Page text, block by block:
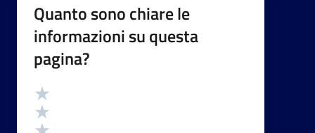
Quanto sono chiare le
informazioni su questa
pagina?
Valutazione